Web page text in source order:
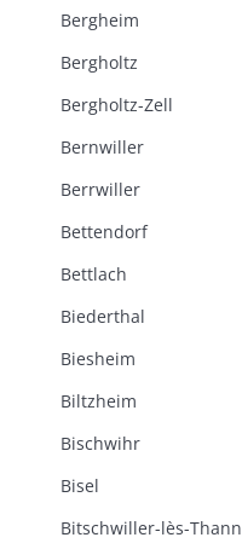
Bergheim
Bergholtz
Bergholtz-Zell
Bernwiller
Berrwiller
Bettendorf
Bettlach
Biederthal
Biesheim
Biltzheim
Bischwihr
Bisel
Bitschwiller-lès-Thann